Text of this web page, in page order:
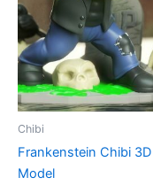
Chibi
Frankenstein Chibi 3D
Model